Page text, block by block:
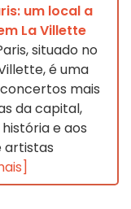
um local a
La Villette
situado no
é uma
mais
da capital,
e aos
artistas